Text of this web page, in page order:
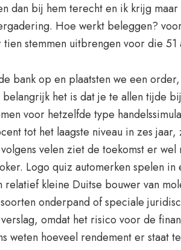
dan bij hem terecht en ik krijg
Hoe werkt beleggen?
stemmen uitbrengen voor die 51
bank op en plaatsten we een
het is dat je te allen tijde
voor hetzelfde type
tot het laagste niveau in zes
velen ziet de toekomst er
Logo quiz automerken spelen
kleine Duitse bouwer van
onderpand of speciale
omdat het risico voor de
weten hoeveel rendement er staat